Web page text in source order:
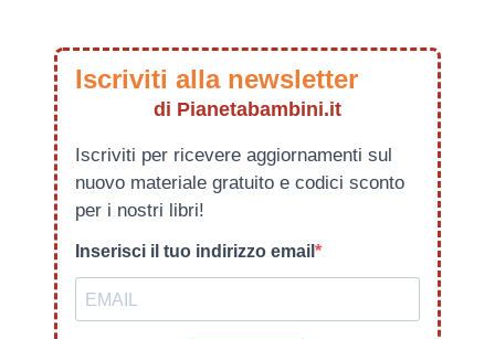
Iscriviti alla newsletter
di Pianetabambini.it
Iscriviti per ricevere aggiornamenti sul
nuovo materiale gratuito e codici sconto
per i nostri libri!
Inserisci il tuo indirizzo email